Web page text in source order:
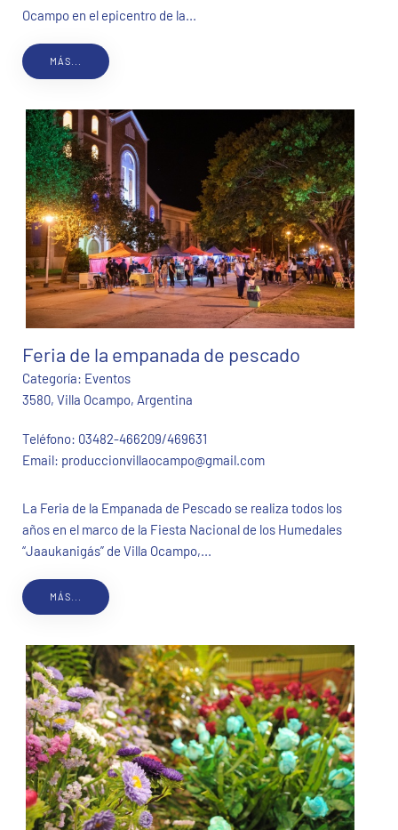
Ocampo en el epicentro de la...
MÁS...
Feria de la empanada de pescado
Categoría: Eventos
3580, Villa Ocampo, Argentina
Teléfono: 03482-466209/469631
Email: produccionvillaocampo@gmail.com
La Feria de la Empanada de Pescado se realiza todos los
años en el marco de la Fiesta Nacional de los Humedales
“Jaaukanigás” de Villa Ocampo,...
MÁS...